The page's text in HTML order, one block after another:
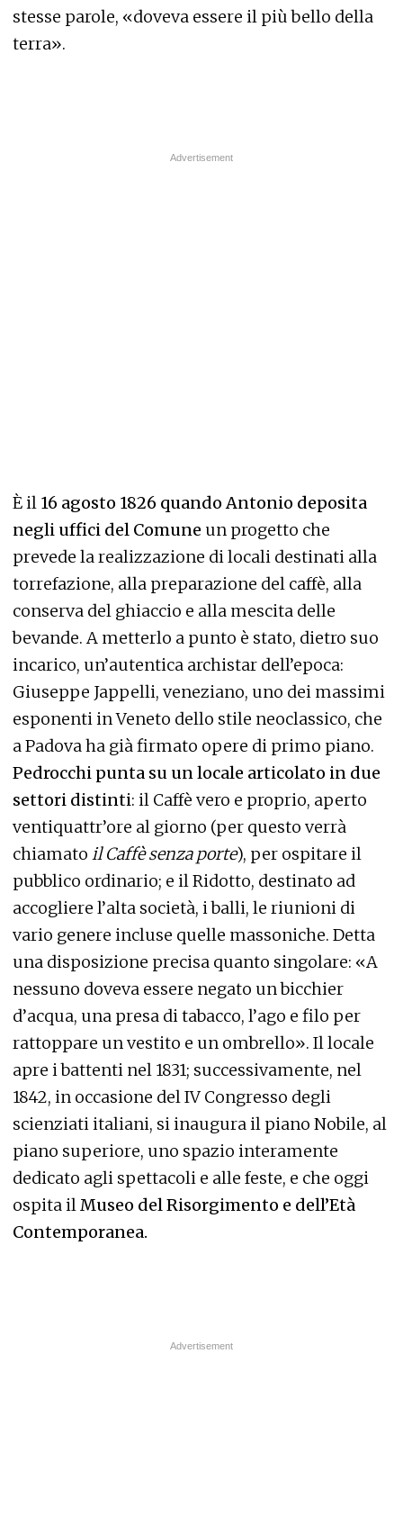
stesse parole, «doveva essere il più bello della
terra».
È il 16 agosto 1826 quando Antonio deposita
negli uffici del Comune un progetto che
prevede la realizzazione di locali destinati alla
torrefazione, alla preparazione del caffè, alla
conserva del ghiaccio e alla mescita delle
bevande. A metterlo a punto è stato, dietro suo
incarico, un’autentica archistar dell’epoca:
Giuseppe Jappelli, veneziano, uno dei massimi
esponenti in Veneto dello stile neoclassico, che
a Padova ha già firmato opere di primo piano.
Pedrocchi punta su un locale articolato in due
settori distinti: il Caffè vero e proprio, aperto
ventiquattr’ore al giorno (per questo verrà
chiamato il Caffè senza porte), per ospitare il
pubblico ordinario; e il Ridotto, destinato ad
accogliere l’alta società, i balli, le riunioni di
vario genere incluse quelle massoniche. Detta
una disposizione precisa quanto singolare: «A
nessuno doveva essere negato un bicchier
d’acqua, una presa di tabacco, l’ago e filo per
rattoppare un vestito e un ombrello». Il locale
apre i battenti nel 1831; successivamente, nel
1842, in occasione del IV Congresso degli
scienziati italiani, si inaugura il piano Nobile, al
piano superiore, uno spazio interamente
dedicato agli spettacoli e alle feste, e che oggi
ospita il Museo del Risorgimento e dell’Età
Contemporanea.